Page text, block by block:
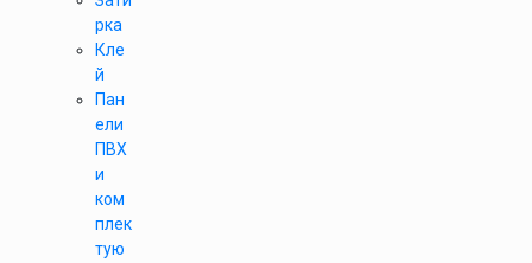
рка
Кле
й
Пан
ели
ПВХ
и
ком
плек
тую